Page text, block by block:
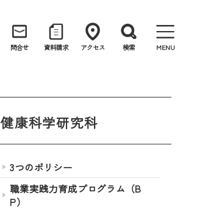
問合せ 資料請求 アクセス 検索 MENU
健康科学研究科
3つのポリシー
職業実践力育成プログラム（B
P）